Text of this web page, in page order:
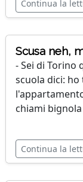
Continua la
Scusa neh,
- Sei di Torino
scuola dici: ho
chiami
Continua la